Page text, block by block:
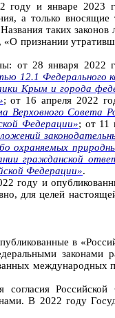
году и январе 2023
а только
таких
признании
от 28 января
12.1 Федерального
Крым и города
; от 16 апреля 2022
Верховного Совета
Федерации»; от
охраняемых
гражданской
Федерации».
году и
для целей
в
законами
международных
Российской
В 2022 году